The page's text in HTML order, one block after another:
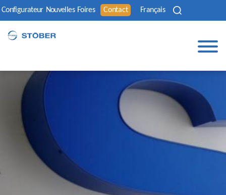
Configurateur Nouvelles Foires Contact Français